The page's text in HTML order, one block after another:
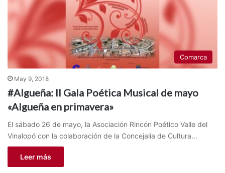
Comarca
May 9, 2018
#Algueña: II Gala Poética Musical de mayo
«Algueña en primavera»
El sábado 26 de mayo, la Asociación Rincón Poético Valle del
Vinalopó con la colaboración de la Concejalía de Cultura…
Leer más